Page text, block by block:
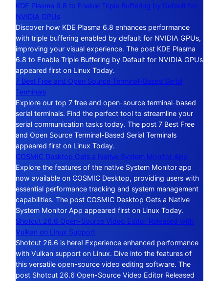
KDE Plasma 6.8 to Enable Triple Buffering by Default for
NVIDIA GPUs
Discover how KDE Plasma 6.8 enhances performance
with triple buffering enabled by default for NVIDIA GPUs,
improving your visual experience. The post KDE Plasma
6.8 to Enable Triple Buffering by Default for NVIDIA GPUs
appeared first on Linux Today.
7 Best Free and Open Source Terminal-Based Serial
Terminals
Explore our top 7 free and open-source terminal-based
serial terminals. Find the perfect tool to streamline your
serial communication tasks today. The post 7 Best Free
and Open Source Terminal-Based Serial Terminals
appeared first on Linux Today.
COSMIC Desktop Gets a Native System Monitor App
Explore the features of the native System Monitor app
now available on COSMIC Desktop, providing users with
essential performance tracking and system management
capabilities. The post COSMIC Desktop Gets a Native
System Monitor App appeared first on Linux Today.
Shotcut 26.6 Open-Source Video Editor Released with
Vulkan on Linux Support
Shotcut 26.6 is here! Experience enhanced performance
with Vulkan support on Linux. Dive into the features of
this versatile open-source video editing software. The
post Shotcut 26.6 Open-Source Video Editor Released